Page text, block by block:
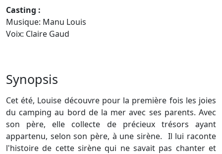
Casting :
Musique: Manu Louis
Voix: Claire Gaud
Synopsis
Cet été, Louise découvre pour la première fois les joies
du camping au bord de la mer avec ses parents. Avec
son père, elle collecte de précieux trésors ayant
appartenu, selon son père, à une sirène. Il lui raconte
l'histoire de cette sirène qui ne savait pas chanter et